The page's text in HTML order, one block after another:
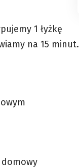
1 łyżkę
na 15 minut.